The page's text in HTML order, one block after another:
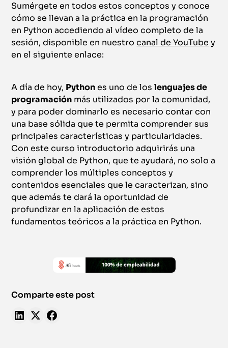
Sumérgete en todos estos conceptos y conoce
cómo se llevan a la práctica en la programación
en Python accediendo al vídeo completo de la
sesión, disponible en nuestrocanal de YouTube y
en el siguiente enlace:
A día de hoy, Pythones uno de loslenguajes de
programación más utilizados por la comunidad,
y para poder dominarlo es necesario contar con
una base sólida que te permita comprender sus
principales características y particularidades.
Con este curso introductorio adquirirás una
visión global de Python, que te ayudará, no solo a
comprender los múltiples conceptos y
contenidos esenciales que le caracterizan, sino
que además te dará la oportunidad de
profundizar en la aplicación de estos
fundamentos teóricos a la práctica en Python.
Comparte este post